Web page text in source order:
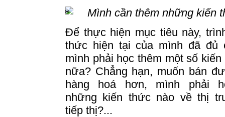
Mình cần thêm những kiến
Để thực hiện mục tiêu này,
thức hiện tại của mình đã đủ
mình phải học thêm một số
nữa? Chẳng hạn, muốn bán
hàng hoá hơn, mình phải
những kiến thức nào về thị
tiếp thị?...